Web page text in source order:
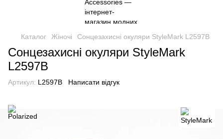
Каталог Жіночі Сонцезахисні окуляри StyleMark L2597B
Сонцезахисні окуляри StyleMark
L2597B
Артикул: L2597B Написати відгук